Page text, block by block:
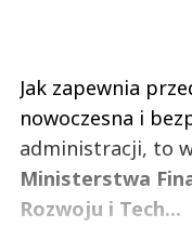
Jak zapewnia
nowoczesna i
administracji, to
Ministerstwa
Rozwoju i Tech...